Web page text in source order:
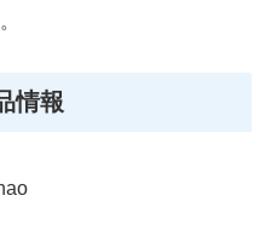
情報